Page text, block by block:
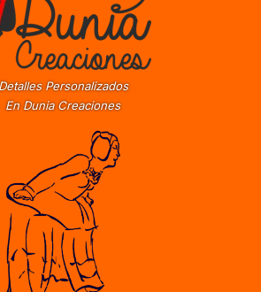
Personalizados
En Dunia Creaciones